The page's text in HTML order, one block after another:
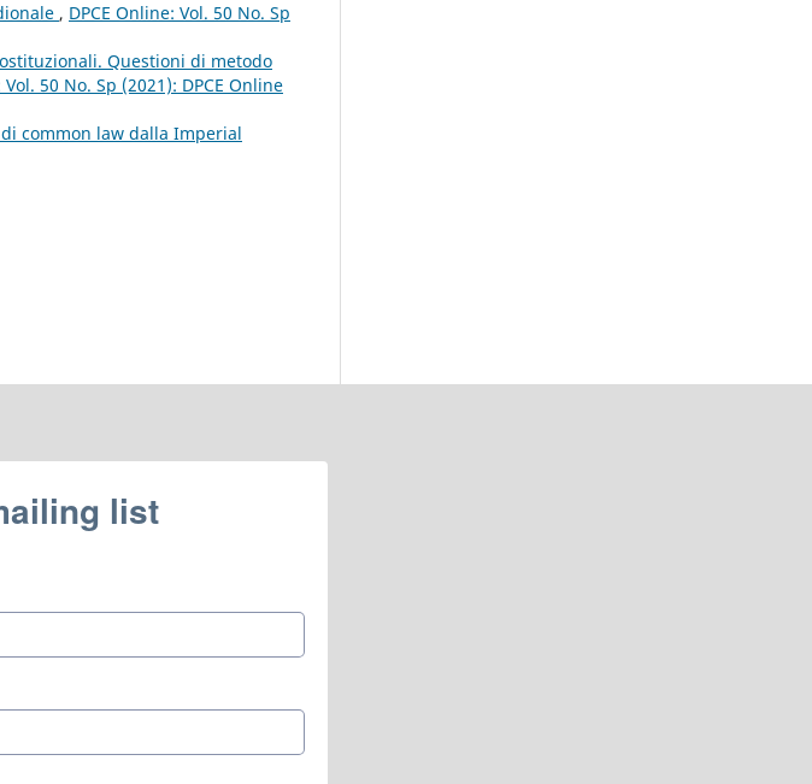
, DPCE Online: Vol. 50 No. Sp
Questioni di metodo
Vol. 50 No. Sp (2021): DPCE Online
common law dalla Imperial